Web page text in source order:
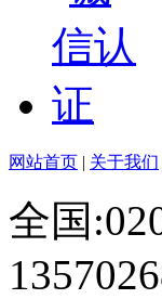
网站首页 | 关于我们
全国